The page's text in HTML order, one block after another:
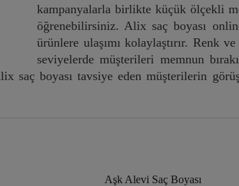
kampanyalarla birlikte küçük ölçekli
öğrenebilirsiniz. Alix saç boyası
ürünlere ulaşımı kolaylaştırır. Renk
seviyelerde müşterileri memnun
saç boyası tavsiye eden müşterilerin
Aşk Alevi Saç Boyası